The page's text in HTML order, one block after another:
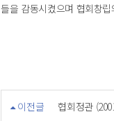
들을 감동시켰으며 협회창
이전글 협회정관